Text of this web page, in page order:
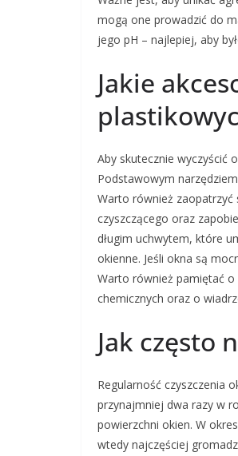
mogą one prowadzić do
jego pH – najlepiej, aby
Jakie
Aby skutecznie wyczyścić
Podstawowym
Warto również zaopatrzyć
czyszczącego oraz
długim uchwytem, które
okienne. Jeśli okna są
Warto również pamiętać o
chemicznych oraz o
Jak często
Regularność czyszczenia
przynajmniej dwa razy w
powierzchni okien. W
wtedy najczęściej